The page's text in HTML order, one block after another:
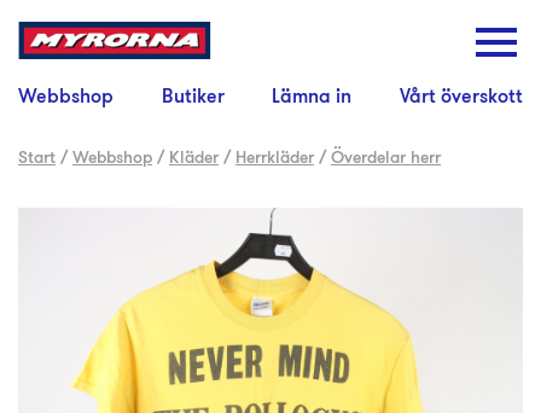
Webbshop Butiker Lämna in Vårt överskott
Start /Webbshop / Kläder / Herrkläder /Överdelar herr